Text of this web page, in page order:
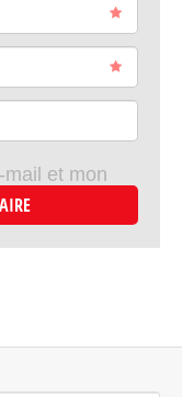
et mon
prochain